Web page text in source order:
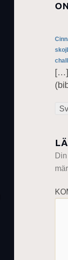
[…]